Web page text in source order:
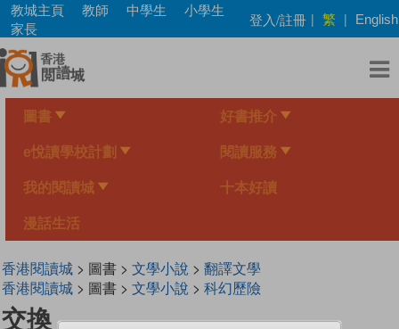
Skip
main
content
教城主頁 教師 中學生
小學生
家長
登入/註冊 | 繁 | English
圖書 好書推介
e悅讀學校計劃 閱讀服務
我的閱讀城 十本好讀
漫話生活
香港閱讀城> 圖書 > 文學小說 > 翻譯文學
香港閱讀城> 圖書 > 文學小說 > 科幻歷險
交換